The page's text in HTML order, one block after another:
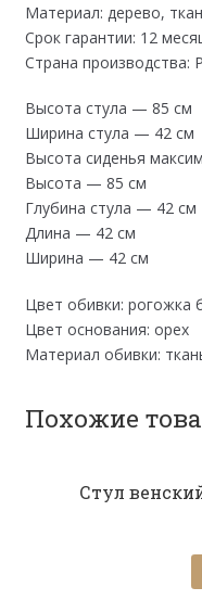
Материал: дерево,
Срок гарантии: 12
Страна производства:
Высота стула — 85 см
Ширина стула — 42 см
Высота сиденья
Высота — 85 см
Глубина стула — 42 см
Длина — 42 см
Ширина — 42 см
Цвет обивки: рогожка
Цвет основания: орех
Материал обивки:
Похожие
Стул